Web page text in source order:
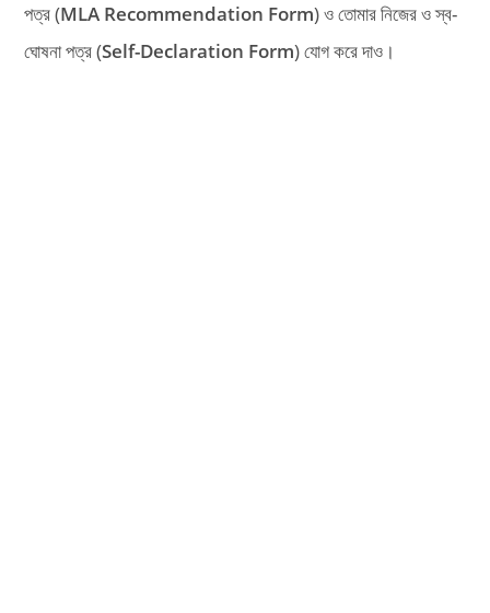
পত্র (MLA Recommendation Form) ও তোমার নিজের ও স্ব-
ঘোষনা পত্র (Self-Declaration Form) যোগ করে দাও।